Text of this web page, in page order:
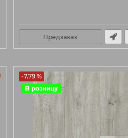
Предзаказ
-7.79 %